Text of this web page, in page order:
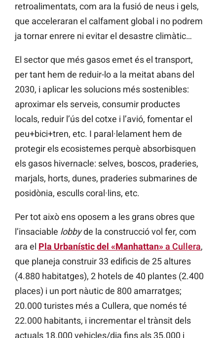
retroalimentats, com ara la fusió de neus i gels,
que acceleraran el calfament global i no podrem
ja tornar enrere ni evitar el desastre climàtic…
El sector que més gasos emet és el transport,
per tant hem de reduir-lo a la meitat abans del
2030, i aplicar les solucions més sostenibles:
aproximar els serveis, consumir productes
locals, reduir l’ús del cotxe i l’avió, fomentar el
peu+bici+tren, etc. I paral·lelament hem de
protegir els ecosistemes perquè absorbisquen
els gasos hivernacle: selves, boscos, praderies,
marjals, horts, dunes, praderies submarines de
posidònia, esculls coral·lins, etc.
Per tot això ens oposem a les grans obres que
l’insaciable lobbyde la construcció vol fer, com
ara el Pla Urbanístic del «Manhattan»a Cullera,
que planeja construir 33 edificis de 25 altures
(4.880 habitatges), 2 hotels de 40 plantes (2.400
places) i un port nàutic de 800 amarratges;
20.000 turistes més a Cullera, que només té
22.000 habitants, i incrementar el trànsit dels
actuals 18.000 vehicles/dia fins als 35.000 i